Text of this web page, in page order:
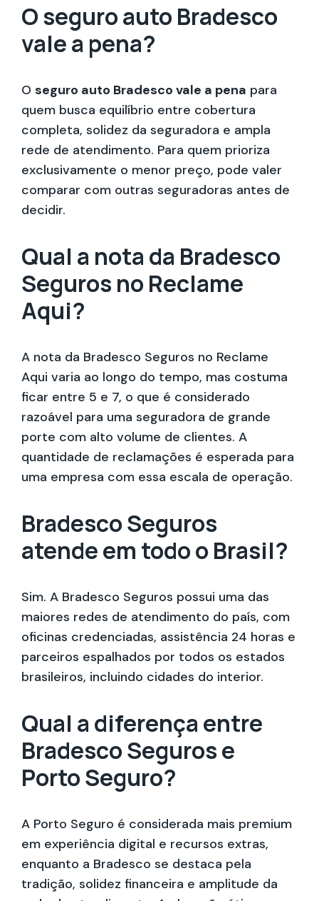
O seguro auto Bradesco
vale a pena?
O seguro auto Bradesco vale a pena para
quem busca equilíbrio entre cobertura
completa, solidez da seguradora e ampla
rede de atendimento. Para quem prioriza
exclusivamente o menor preço, pode valer
comparar com outras seguradoras antes de
decidir.
Qual a nota da Bradesco
Seguros no Reclame
Aqui?
A nota da Bradesco Seguros no Reclame
Aqui varia ao longo do tempo, mas costuma
ficar entre 5 e 7, o que é considerado
razoável para uma seguradora de grande
porte com alto volume de clientes. A
quantidade de reclamações é esperada para
uma empresa com essa escala de operação.
Bradesco Seguros
atende em todo o Brasil?
Sim. A Bradesco Seguros possui uma das
maiores redes de atendimento do país, com
oficinas credenciadas, assistência 24 horas e
parceiros espalhados por todos os estados
brasileiros, incluindo cidades do interior.
Qual a diferença entre
Bradesco Seguros e
Porto Seguro?
A Porto Seguro é considerada mais premium
em experiência digital e recursos extras,
enquanto a Bradesco se destaca pela
tradição, solidez financeira e amplitude da